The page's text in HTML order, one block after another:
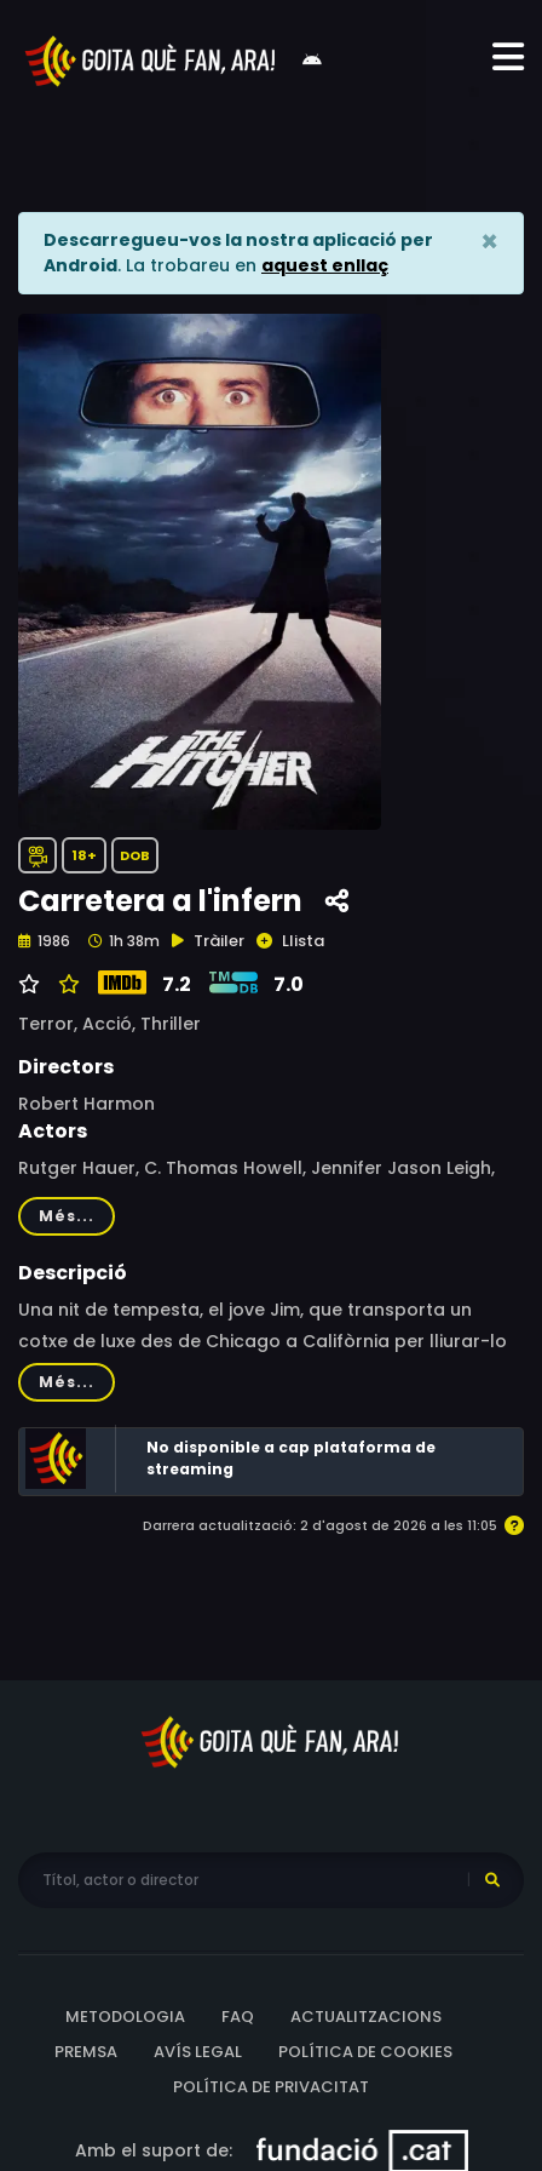
Descarregueu-vos la nostra aplicació per
Android. La trobareu en aquest enllaç
×
18+ DOB
Carretera a l'infern
1986 1h 38m Tràiler Llista
7.2 7.0
Terror, Acció, Thriller
Directors
Robert Harmon
Actors
Rutger Hauer, C. Thomas Howell, Jennifer Jason Leigh,
Jeffrey DeMunn, Billy Green Bush, John M. Jackson, Henry
Darrow, Jon Van Ness, Jack Thibeau, Armin Shimerman,
Gene Davis, Tony Epper, Tom Spratley, Colin Campbell
Més...
Descripció
Una nit de tempesta, el jove Jim, que transporta un
cotxe de luxe des de Chicago a Califòrnia per lliurar-lo
al seu amo, sentint-se cansat i somnolent, recull un
misteriós autoestopista aparegut del no-res, pensant
que una bona conversa us ajudarà a no quedar-se
adormit. Jim tindrà prou temps per lamentar
profundament haver pres una decisió tan precipitada.
Més...
No disponible a cap plataforma de
streaming
Darrera actualització: 2 d'agost de 2026 a les 11:05
METODOLOGIA FAQ
ACTUALITZACIONS
PREMSA
AVÍS LEGAL
POLÍTICA DE COOKIES
POLÍTICA DE PRIVACITAT
Amb el suport de: